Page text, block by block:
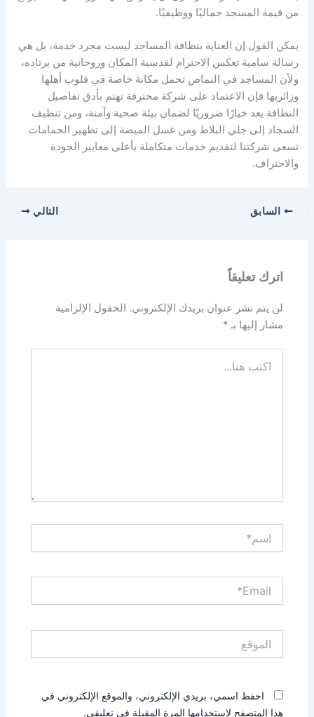
من قيمة المسجد جماليًا ووظيفيًا.
يمكن القول إن العناية بنظافة المساجد ليست مجرد خدمة، بل هي
رسالة سامية تعكس الاحترام لقدسية المكان وروحانية من يرتاده،
ولأن المساجد في النماص تحمل مكانة خاصة في قلوب أهلها
وزائريها فإن الاعتماد على شركة محترفة تهتم بأدق تفاصيل
النظافة يعد خيارًا ضروريًا لضمان بيئة صحية وآمنة، ومن تنظيف
السجاد إلى جلي البلاط ومن غسل الميضة إلى تطهير الحمامات
تسعى شركتنا لتقديم خدمات متكاملة بأعلى معايير الجودة
والاحتراف.
السابق التالي
اترك تعليقاً
لن يتم نشر عنوان بريدك الإلكتروني. الحقول الإلزامية
مشار إليها بـ*
هنا...
احفظ اسمي، بريدي الإلكتروني، والموقع الإلكتروني في
هذا المتصفح لاستخدامها المرة المقبلة في تعليقي.